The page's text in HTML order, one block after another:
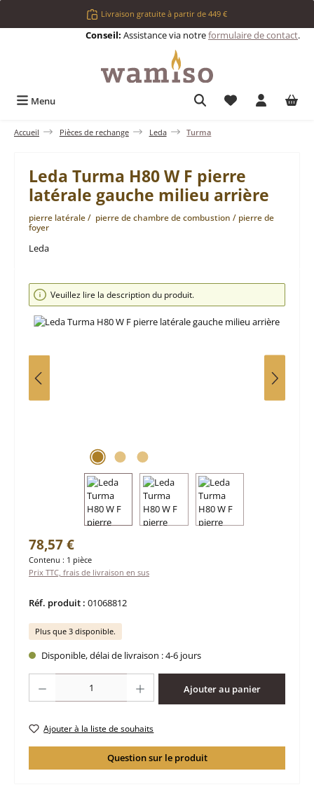
Passer au contenu principalLivraison gratuite à partir de 449 €
Conseil: Assistance via notreformulaire de contact.
Menu Vous avez 0
Accueil Pièces de rechange Leda Turma
Leda Turma H80 W F pierre
latérale gauche milieu arrière
pierre latérale / pierre de chambre de combustion / pierre de
foyer
Leda
Ignorer la galerie d'images
Veuillez lire la description du produit.
Prix régulier :
78,57 €
Contenu : 1 pièce
Prix TTC, frais de livraison en sus
Réf. produit : 01068812
Plus que 3 disponible.
Disponible, délai de livraison : 4-6 jours
Ajouter au panier
Ajouter à la liste de souhaits
Question sur le produit